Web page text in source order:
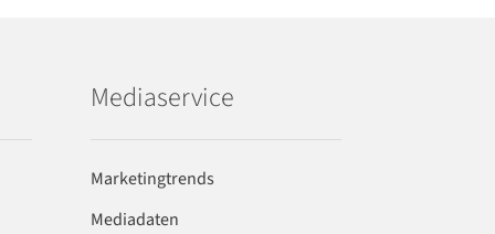
Mediaservice
Marketingtrends
Mediadaten